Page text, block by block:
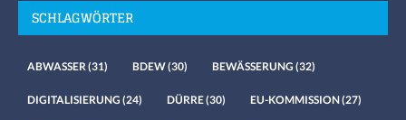
SCHLAGWÖRTER
ABWASSER (31) BDEW(30) BEWÄSSERUNG (32)
DIGITALISIERUNG (24) DÜRRE(30) EU-KOMMISSION(27)